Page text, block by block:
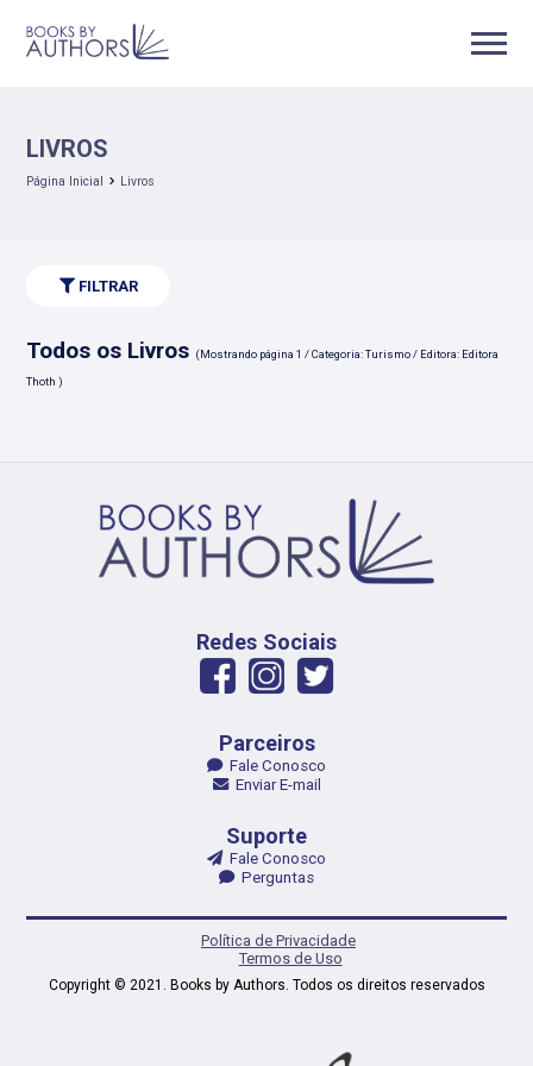
LIVROS
Página Inicial Livros
FILTRAR
Todos os Livros (Mostrando página 1 / Categoria: Turismo / Editora: Editora
Thoth )
Redes Sociais
Parceiros
Fale Conosco
Enviar E-mail
Suporte
Fale Conosco
Perguntas
Política de Privacidade
Termos de Uso
Copyright © 2021. Books by Authors. Todos os direitos reservados